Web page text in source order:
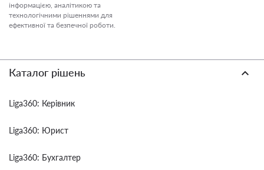
інформацією, аналітикою та
технологічними рішеннями для
ефективної та безпечної роботи.
Каталог рішень
Liga360: Керівник
Liga360: Юрист
Liga360: Бухгалтер